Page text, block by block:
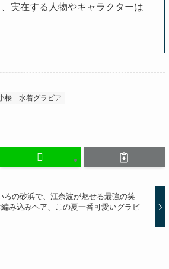
実在する人物やキャラクターは
桜 水着グラビア
ろの砂浜で、江奈波が魅せる最強の笑
み込みヘア、この夏一番可愛いグラビ